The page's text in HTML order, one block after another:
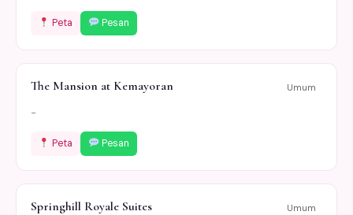
Peta Pesan
The Mansion at Kemayoran Umum
-
Peta Pesan
Springhill Royale Suites Umum